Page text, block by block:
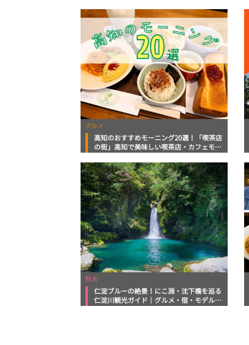
底解説！
グルメ
高知のおすすめモーニング20選！「喫茶店
の街」高知で美味しい喫茶店・カフェモー
観光
仁淀ブルーの絶景！にこ淵・沈下橋を巡る
仁淀川観光ガイド｜グルメ・宿・モデルコ